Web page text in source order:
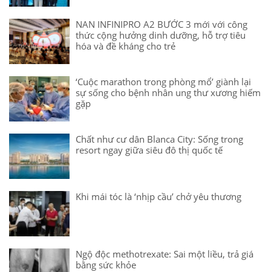
NAN INFINIPRO A2 BƯỚC 3 mới với công
thức cộng hưởng dinh dưỡng, hỗ trợ tiêu
hóa và đề kháng cho trẻ
‘Cuộc marathon trong phòng mổ’ giành lại
sự sống cho bệnh nhân ung thư xương hiếm
gặp
Chất như cư dân Blanca City: Sống trong
resort ngay giữa siêu đô thị quốc tế
Khi mái tóc là ‘nhịp cầu’ chở yêu thương
Ngộ độc methotrexate: Sai một liều, trả giá
bằng sức khỏe